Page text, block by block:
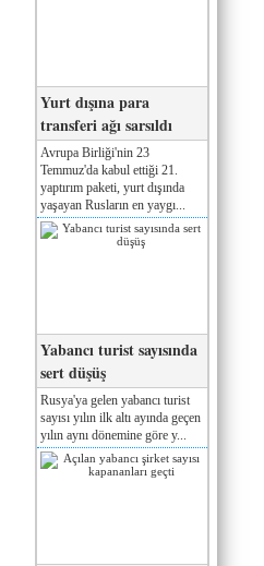
Yurt dışına para
transferi ağı sarsıldı
Avrupa Birliği'nin 23
Temmuz'da kabul ettiği 21.
yaptırım paketi, yurt dışında
yaşayan Rusların en yaygı...
Yabancı turist sayısında
sert düşüş
Rusya'ya gelen yabancı turist
sayısı yılın ilk altı ayında geçen
yılın aynı dönemine göre y...